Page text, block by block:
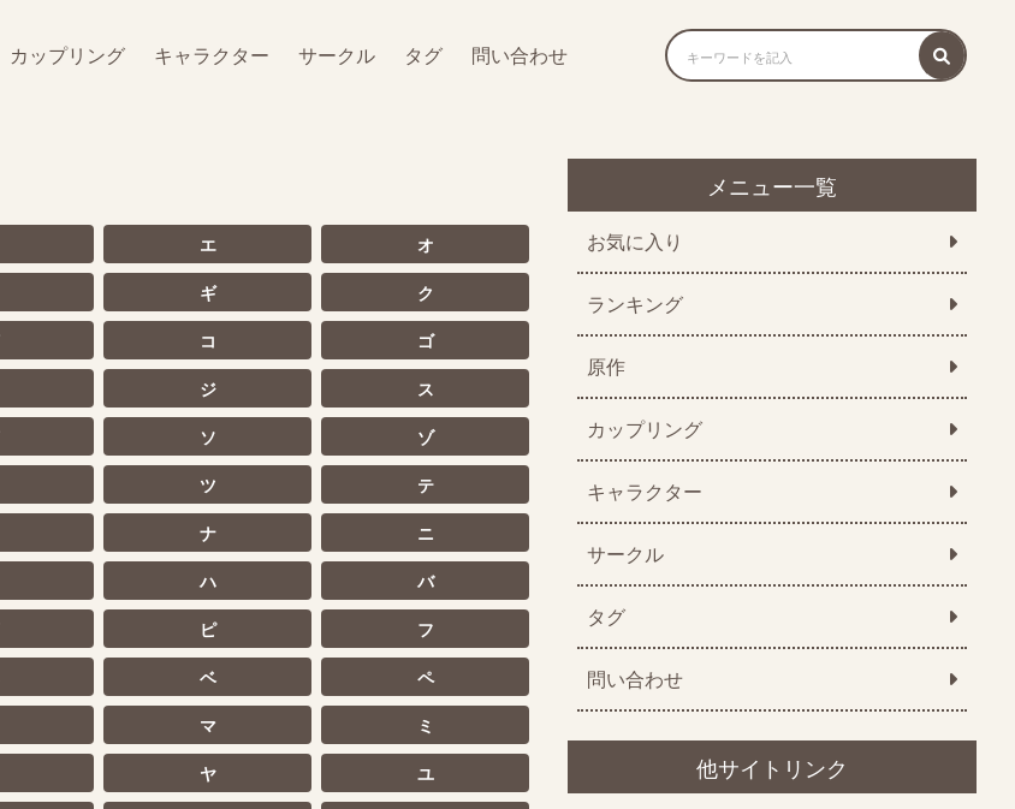
カップリング キャラクター サークル タグ 問い合わせ
エ
オ
ギ
ク
コ
ゴ
ジ
ス
ソ
ゾ
ツ
テ
ナ
ニ
ハ
バ
ピ
フ
ベ
ペ
マ
ミ
ヤ
ユ
メニュー一覧
お気に入り
ランキング
原作
カップリング
キャラクター
サークル
タグ
問い合わせ
他サイトリンク